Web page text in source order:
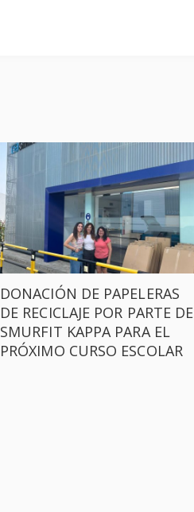
DONACIÓN DE PAPELERAS
DE RECICLAJE POR PARTE DE
SMURFIT KAPPA PARA EL
PRÓXIMO CURSO ESCOLAR